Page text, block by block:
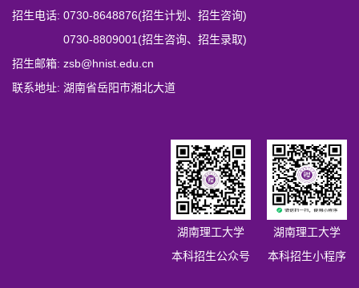
招生电话: 0730-8648876(招生计划、招生咨询)
0730-8809001(招生咨询、招生录取)
招生邮箱: zsb@hnist.edu.cn
联系地址: 湖南省岳阳市湘北大道
湖南理工大学
本科招生公众号
湖南理工大学
本科招生小程序